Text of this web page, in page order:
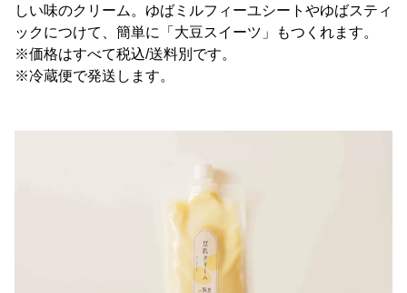
しい味のクリーム。ゆばミルフィーユシートやゆばスティ
ックにつけて、簡単に「大豆スイーツ」もつくれます。
※価格はすべて税込/送料別です。
※冷蔵便で発送します。